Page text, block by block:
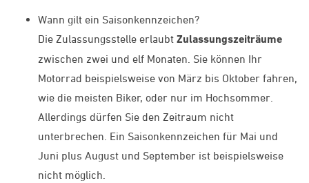
Wann gilt ein Saisonkennzeichen?
Die Zulassungsstelle erlaubt Zulassungszeiträume
zwischen zwei und elf Monaten. Sie können Ihr
Motorrad beispielsweise von März bis Oktober fahren,
wie die meisten Biker, oder nur im Hochsommer.
Allerdings dürfen Sie den Zeitraum nicht
unterbrechen. Ein Saisonkennzeichen für Mai und
Juni plus August und September ist beispielsweise
nicht möglich.